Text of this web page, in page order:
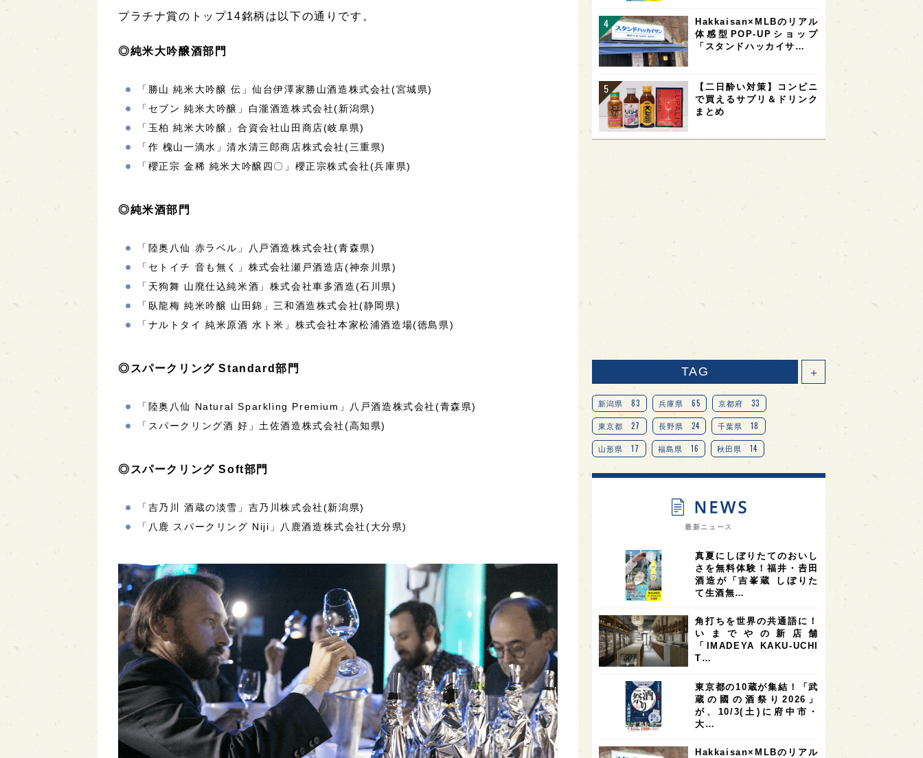
プラチナ賞のトップ14銘柄は以下の通りです。
◎純米大吟醸酒部門
「勝山 純米大吟醸 伝」仙台伊澤家勝山酒造株式会社(宮城県)
「セブン 純米大吟醸」白瀧酒造株式会社(新潟県)
「玉柏 純米大吟醸」合資会社山田商店(岐阜県)
「作 槐山一滴水」清水清三郎商店株式会社(三重県)
「櫻正宗 金稀 純米大吟醸四〇」櫻正宗株式会社(兵庫県)
◎純米酒部門
「陸奥八仙 赤ラベル」八戸酒造株式会社(青森県)
「セトイチ 音も無く」株式会社瀬戸酒造店(神奈川県)
「天狗舞 山廃仕込純米酒」株式会社車多酒造(石川県)
「臥龍梅 純米吟醸 山田錦」三和酒造株式会社(静岡県)
「ナルトタイ 純米原酒 水ト米」株式会社本家松浦酒造場(徳島県)
◎スパークリング Standard部門
「陸奥八仙 Natural Sparkling Premium」八戸酒造株式会社(青森県)
「スパークリング酒 好」土佐酒造株式会社(高知県)
◎スパークリング Soft部門
「吉乃川 酒蔵の淡雪」吉乃川株式会社(新潟県)
「八鹿 スパークリング Niji」八鹿酒造株式会社(大分県)
Hakkaisan×MLBのリアル
体感型POP-UPショップ
「スタンドハッカイサ…
【二日酔い対策】コンビニ
で買えるサプリ＆ドリンク
まとめ
TAG ＋
新潟県 83 兵庫県 65 京都府 33
東京都 27 長野県 24 千葉県 18
山形県 17 福島県 16 秋田県 14
愛知県 14 宮城県 14 岐阜県 13
オピニオンリーダーの視点 9
7 奈良県 滋賀県 7 和歌山県 6
6 フランス 6 高知県 5 島根県 5
山口県 4 アメリカ 4 神奈川県 4
大分県 4 三重県 3 3 3
オーストラリア 台湾 2 アジア
SAKEの時代を生きる 1
最新ニュース
真夏にしぼりたてのおいし
さを無料体験！福井・𠮷田
酒造が「吉峯蔵 しぼりた
て生酒無…
角打ちを世界の共通語に！
いまでやの新店舗
「IMADEYA KAKU-UCHI
T…
東京都の10蔵が集結！「武
蔵の國の酒祭り2026」
が、10/3(土)に府中市・
大…
Hakkaisan×MLBのリアル